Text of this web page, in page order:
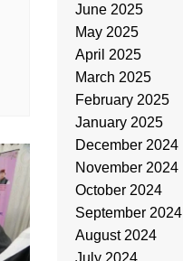
June 2025
May 2025
April 2025
March 2025
February 2025
January 2025
December 2024
November 2024
October 2024
September 2024
August 2024